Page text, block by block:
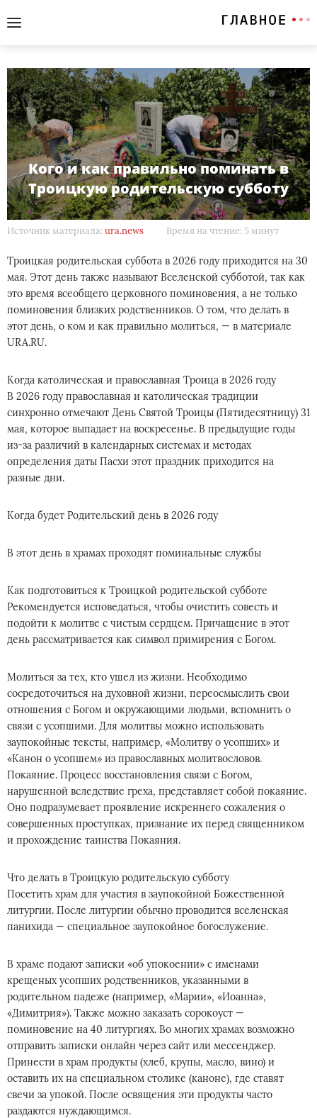
Кого и как правильно поминать в
Троицкую родительскую субботу
Источник материала: ura.news Время на чтение: 5 минут
Троицкая родительская суббота в 2026 году приходится на 30
мая. Этот день также называют Вселенской субботой, так как
это время всеобщего церковного поминовения, а не только
поминовения близких родственников. О том, что делать в
этот день, о ком и как правильно молиться, — в материале
URA.RU.
Когда католическая и православная Троица в 2026 году
В 2026 году православная и католическая традиции
синхронно отмечают День Святой Троицы (Пятидесятницу) 31
мая, которое выпадает на воскресенье. В предыдущие годы
из-за различий в календарных системах и методах
определения даты Пасхи этот праздник приходится на
разные дни.
Когда будет Родительский день в 2026 году
В этот день в храмах проходят поминальные службы
Как подготовиться к Троицкой родительской субботе
Рекомендуется исповедаться, чтобы очистить совесть и
подойти к молитве с чистым сердцем. Причащение в этот
день рассматривается как символ примирения с Богом.
Молиться за тех, кто ушел из жизни. Необходимо
сосредоточиться на духовной жизни, переосмыслить свои
отношения с Богом и окружающими людьми, вспомнить о
связи с усопшими. Для молитвы можно использовать
заупокойные тексты, например, «Молитву о усопших» и
«Канон о усопшем» из православных молитвословов.
Покаяние. Процесс восстановления связи с Богом,
нарушенной вследствие греха, представляет собой покаяние.
Оно подразумевает проявление искреннего сожаления о
совершенных проступках, признание их перед священником
и прохождение таинства Покаяния.
Что делать в Троицкую родительскую субботу
Посетить храм для участия в заупокойной Божественной
литургии. После литургии обычно проводится вселенская
панихида — специальное заупокойное богослужение.
В храме подают записки «об упокоении» с именами
крещеных усопших родственников, указанными в
родительном падеже (например, «Марии», «Иоанна»,
«Димитрия»). Также можно заказать сорокоуст —
поминовение на 40 литургиях. Во многих храмах возможно
отправить записки онлайн через сайт или мессенджер.
Принести в храм продукты (хлеб, крупы, масло, вино) и
оставить их на специальном столике (каноне), где ставят
свечи за упокой. После освящения эти продукты часто
раздаются нуждающимся.